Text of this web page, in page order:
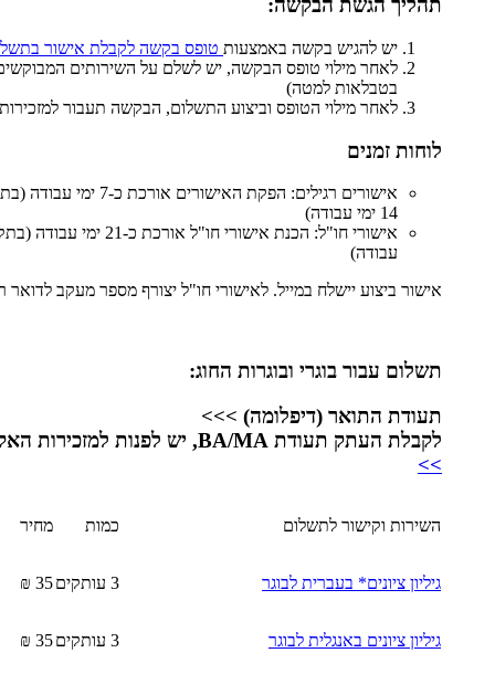
תהליך הגשת הבקשה:
יש להגיש בקשה באמצעות טופס בקשה לקבלת אישור
לאחר מילוי טופס הבקשה, יש לשלם על השירותים
בטבלאות למטה)
לאחר מילוי הטופס וביצוע התשלום, הבקשה תעבור
לוחות זמנים
אישורים רגילים: הפקת
14 ימי עבודה)
עבודה)
אישור ביצוע יישלח במייל. לאישורי חו"ל יצורף מספר מעקב לדואר
תשלום עבור בוגרי ובוגרות החוג:
תעודת התואר (דיפלומה) >>>
לקבלת העתק תעודת BA/MA, יש לפנות למזכירות האקדמית
>>
השירות וקישור לתשלום כמות מחיר
גיליון ציונים* בעברית לבוגר 3 עותקים 35 ₪
גיליון ציונים באנגלית לבוגר 3 עותקים 35 ₪